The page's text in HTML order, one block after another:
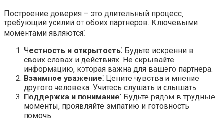
Построение доверия – это длительный процесс‚
требующий усилий от обоих партнеров. Ключевыми
моментами являются⁚
Честность и открытость⁚ Будьте искренни в
своих словах и действиях. Не скрывайте
информацию‚ которая важна для вашего партнера.
Взаимное уважение⁚ Цените чувства и мнение
другого человека. Учитесь слушать и слышать.
Поддержка и понимание⁚ Будьте рядом в трудные
моменты‚ проявляйте эмпатию и готовность
помочь.